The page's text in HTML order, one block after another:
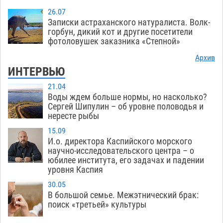
26.07
Записки астраханского натуралиста. Волк-
горбун, дикий кот и другие посетители
фотоловушек заказника «Степной»
Архив
ИНТЕРВЬЮ
21.04
Воды ждем больше нормы, но насколько?
Сергей Шипулин – об уровне половодья и
нересте рыбы
15.09
И.о. директора Каспийского морского
научно-исследовательского центра – о
юбилее института, его задачах и падении
уровня Каспия
30.05
В большой семье. Межэтнический брак:
поиск «третьей» культуры